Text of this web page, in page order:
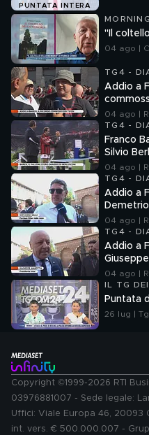
PUNTATA INTERA
"Il
04 ago |
TG4 -
Addio a
04 ago |
TG4 -
Franco
Silvio
04 ago |
TG4 -
Addio a
Giovanni
04 ago |
TG4 -
Addio a
04 ago |
IL TG
Puntata
26 lug |
Copyright ©1999-2026 RTI
03976881007 - Sede legale:
Uffici: Viale Europa 46, 20093
int. vers. € 500.000.007 -